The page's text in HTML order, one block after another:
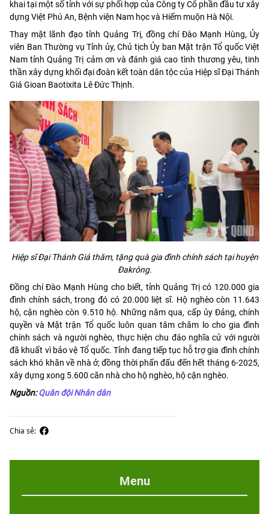
khai tại một số tỉnh với sự phối hợp của Công ty Cổ phần đầu tư xây
dựng Việt Phú An, Bệnh viện Nam học và Hiếm muộn Hà Nội.
Thay mặt lãnh đạo tỉnh Quảng Trị, đồng chí Đào Mạnh Hùng, Ủy
viên Ban Thường vụ Tỉnh ủy, Chủ tịch Ủy ban Mặt trận Tổ quốc Việt
Nam tỉnh Quảng Trị cảm ơn và đánh giá cao tình thương yêu, tinh
thần xây dựng khối đại đoàn kết toàn dân tộc của Hiệp sĩ Đại Thánh
Giá Gioan Baotixita Lê Đức Thịnh.
Hiệp sĩ Đại Thánh Giá thăm, tặng quà gia đình chính sách tại huyện
Đakrông.
Đồng chí Đào Mạnh Hùng cho biết, tỉnh Quảng Trị có 120.000 gia
đình chính sách, trong đó có 20.000 liệt sĩ. Hộ nghèo còn 11.643
hộ, cận nghèo còn 9.510 hộ. Những năm qua, cấp ủy Đảng, chính
quyền và Mặt trận Tổ quốc luôn quan tâm chăm lo cho gia đình
chính sách và người nghèo, thực hiện chu đáo nghĩa cử với người
đã khuất vì bảo vệ Tổ quốc. Tỉnh đang tiếp tục hỗ trợ gia đình chính
sách khó khăn về nhà ở; đồng thời phấn đấu đến hết tháng 6-2025,
xây dựng xong 5.600 căn nhà cho hộ nghèo, hộ cận nghèo.
Nguồn:Quân đội Nhân dân
Chia sẻ:
Menu